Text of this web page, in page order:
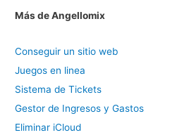
Más de Angellomix
Conseguir un sitio web
Juegos en linea
Sistema de Tickets
Gestor de Ingresos y Gastos
Eliminar iCloud